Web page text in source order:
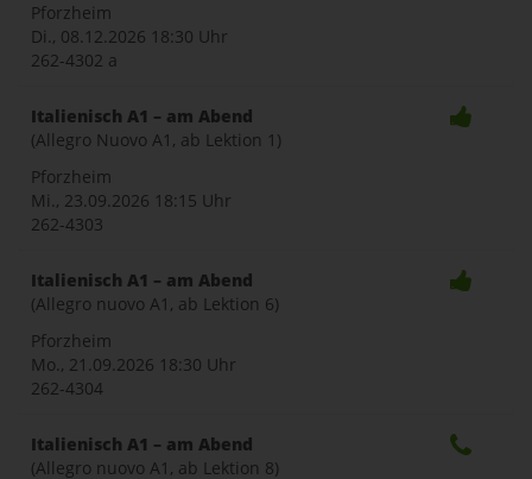
Pforzheim
Di., 08.12.2026 18:30 Uhr
262-4302 a
Italienisch A1 – am Abend
(Allegro Nuovo A1, ab Lektion 1)
Pforzheim
Mi., 23.09.2026 18:15 Uhr
262-4303
Italienisch A1 – am Abend
(Allegro nuovo A1, ab Lektion 6)
Pforzheim
Mo., 21.09.2026 18:30 Uhr
262-4304
Italienisch A1 – am Abend
(Allegro nuovo A1, ab Lektion 8)